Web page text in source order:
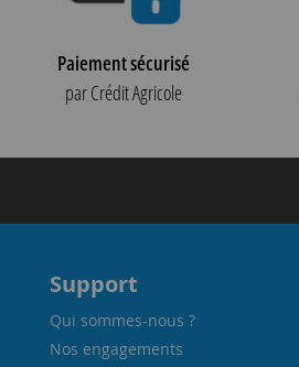
Paiement sécurisé
par Crédit Agricole
Support
Qui sommes-nous ?
Nos engagements